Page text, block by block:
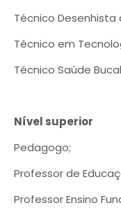
Técnico Desenhista
Técnico em
Técnico Saúde
Nível superior
Pedagogo;
Professor de
Professor Ensino